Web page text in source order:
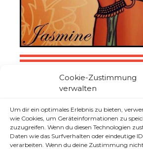
Cookie-Zustimmung
verwalten
Um dir ein optimales Erlebnis zu bieten,
wie Cookies, um Geräteinformationen zu
zuzugreifen. Wenn du diesen Technologien
Daten wie das Surfverhalten oder eindeutige
verarbeiten. Wenn du deine Zustimmung
Für die Ohren:
Klicke auf "Ich stimme zu", um
aktivieren
Cookie-Richtlinie